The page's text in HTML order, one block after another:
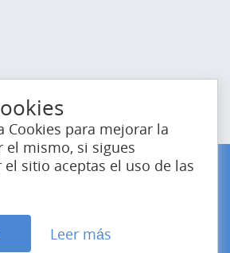
Cookies para mejorar la
el mismo, si sigues
el sitio aceptas el uso de las
Leer más